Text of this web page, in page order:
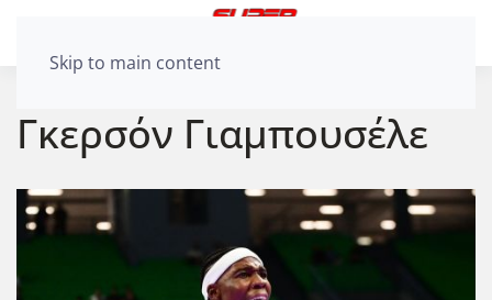
Skip to main content
Γκερσόν Γιαμπουσέλε